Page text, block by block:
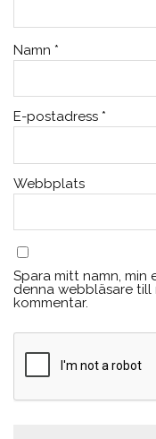
Namn *
E-postadress *
Webbplats
Spara mitt namn,
denna webbläsare till
kommentar.